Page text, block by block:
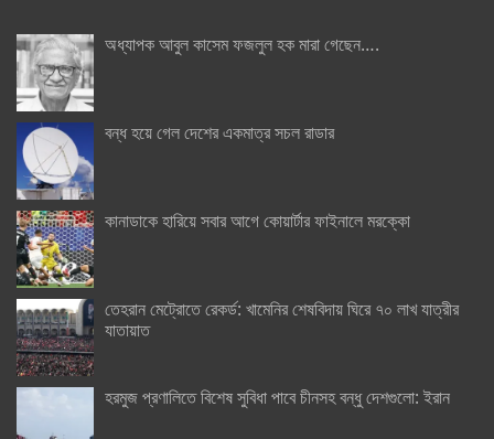
অধ্যাপক আবুল কাসেম ফজলুল হক মারা গেছেন….
বন্ধ হয়ে গেল দেশের একমাত্র সচল রাডার
কানাডাকে হারিয়ে সবার আগে কোয়ার্টার ফাইনালে মরক্কো
তেহরান মেট্রোতে রেকর্ড: খামেনির শেষবিদায় ঘিরে ৭০ লাখ যাত্রীর
যাতায়াত
হরমুজ প্রণালিতে বিশেষ সুবিধা পাবে চীনসহ বন্ধু দেশগুলো: ইরান